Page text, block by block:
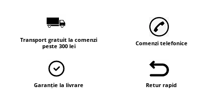
Hrana (furaje)
Suplimente si accesorii veterinare
Adapatori
Transport gratuit la comenzi
peste 300 lei
Comenzi telefonice
Garanție la livrare Retur rapid